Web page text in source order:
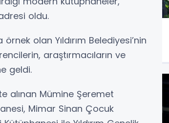
oldu.
olan Yıldırım Belediyesi’nin
araştırmacıların ve
geldi.
alınan Mümine Şeremet
Mimar Sinan Çocuk